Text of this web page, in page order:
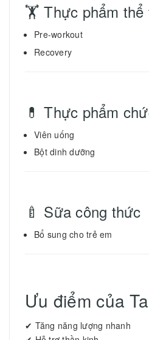
🏋️ Thực phẩm thể
Pre-workout
Recovery
💊 Thực phẩm
Viên uống
Bột dinh dưỡng
🍼 Sữa công thức
Bổ sung cho trẻ em
Ưu điểm của
✔ Tăng năng lượng nhanh